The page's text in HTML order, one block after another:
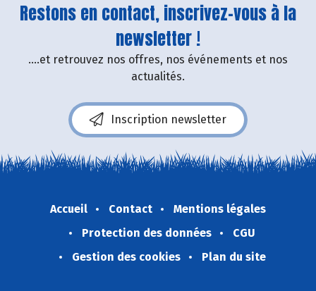
Restons en contact, inscrivez-vous à la
newsletter !
....et retrouvez nos offres, nos événements et nos
actualités.
Inscription newsletter
Accueil Contact
Mentions légales
Protection des données
CGU
Gestion des cookies
Plan du site